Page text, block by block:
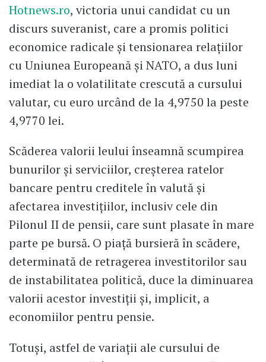
Hotnews.ro, victoria unui candidat cu un
discurs suveranist, care a promis politici
economice radicale și tensionarea relațiilor
cu Uniunea Europeană și NATO, a dus luni
imediat la o volatilitate crescută a cursului
valutar, cu euro urcând de la 4,9750 la peste
4,9770 lei.
Scăderea valorii leului înseamnă scumpirea
bunurilor și serviciilor, creșterea ratelor
bancare pentru creditele în valută și
afectarea investițiilor, inclusiv cele din
Pilonul II de pensii, care sunt plasate în mare
parte pe bursă. O piață bursieră în scădere,
determinată de retragerea investitorilor sau
de instabilitatea politică, duce la diminuarea
valorii acestor investiții și, implicit, a
economiilor pentru pensie.
Totuși, astfel de variații ale cursului de